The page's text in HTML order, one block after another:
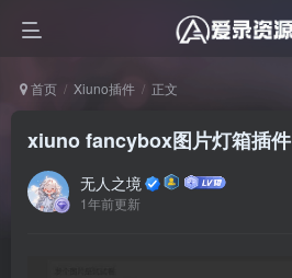
首页 Xiuno插件 正文
xiuno fancybox图片灯箱插件
无人之境
1年前更新